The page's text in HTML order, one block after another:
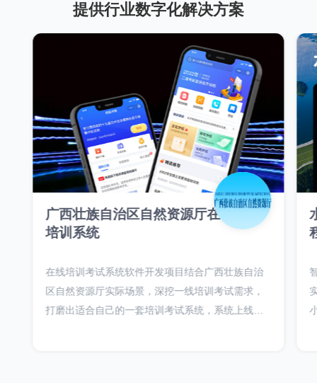
提供行业数字化解决方案
广西壮族自治区自然资源厅在线考试
培训系统
在线培训考试系统软件开发项目结合广西壮族自治
区自然资源厅实际场景，深挖一线培训考试需求，
打磨出适合自己的一套培训考试系统，系统上线最